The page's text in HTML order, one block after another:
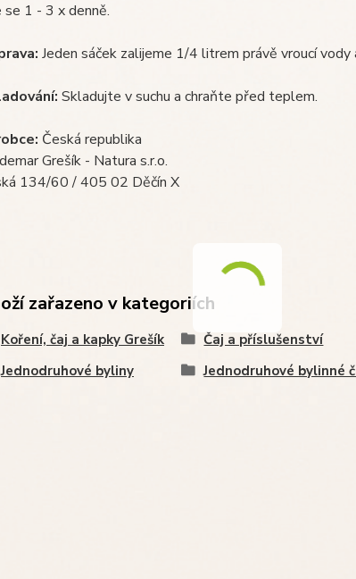
se 1 - 3 x denně.
Jeden sáček zalijeme 1/4 litrem právě vroucí
Skladujte v suchu a chraňte před teplem.
Česká republika
Grešík - Natura s.r.o.
134/60 / 405 02 Děčín X
zařazeno v kategoriích
Koření, čaj a kapky Grešík Čaj a příslušenství
Jednodruhové byliny
Jednodruhové bylinné